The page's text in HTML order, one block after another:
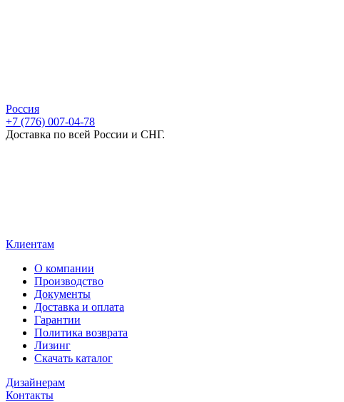
Россия
+7 (776) 007-04-78
Доставка по всей России и СНГ.
Клиентам
О компании
Производство
Документы
Доставка и оплата
Гарантии
Политика возврата
Лизинг
Скачать каталог
Дизайнерам
Контакты